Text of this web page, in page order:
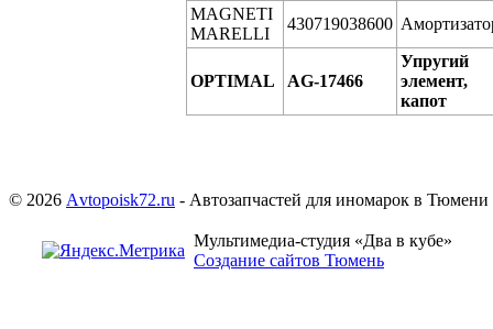
MAGNETI
MARELLI
430719038600
OPTIMAL AG-17466
Упругий
элемент,
капот
© 2026 Аvtopoisk72.ru - Автозапчастей для иномарок в Тюмени
Мультимедиа-студия «Два в кубе»
Создание сайтов Тюмень